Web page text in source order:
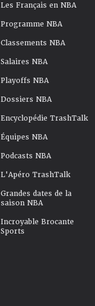
Les Français en NBA
Programme NBA
Classements NBA
Salaires NBA
Playoffs NBA
Dossiers NBA
Encyclopédie TrashTalk
Équipes NBA
Podcasts NBA
L'Apéro TrashTalk
Grandes dates de la
saison NBA
Incroyable Brocante
Sports